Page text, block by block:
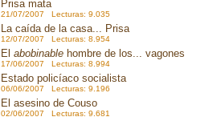
Prisa mata
21/07/2007 Lecturas: 9.035
La caída de la casa... Prisa
12/07/2007 Lecturas: 8.954
El abobinable hombre de los... vagones
17/06/2007 Lecturas: 8.994
Estado policíaco socialista
06/06/2007 Lecturas: 9.196
El asesino de Couso
02/06/2007 Lecturas: 9.681